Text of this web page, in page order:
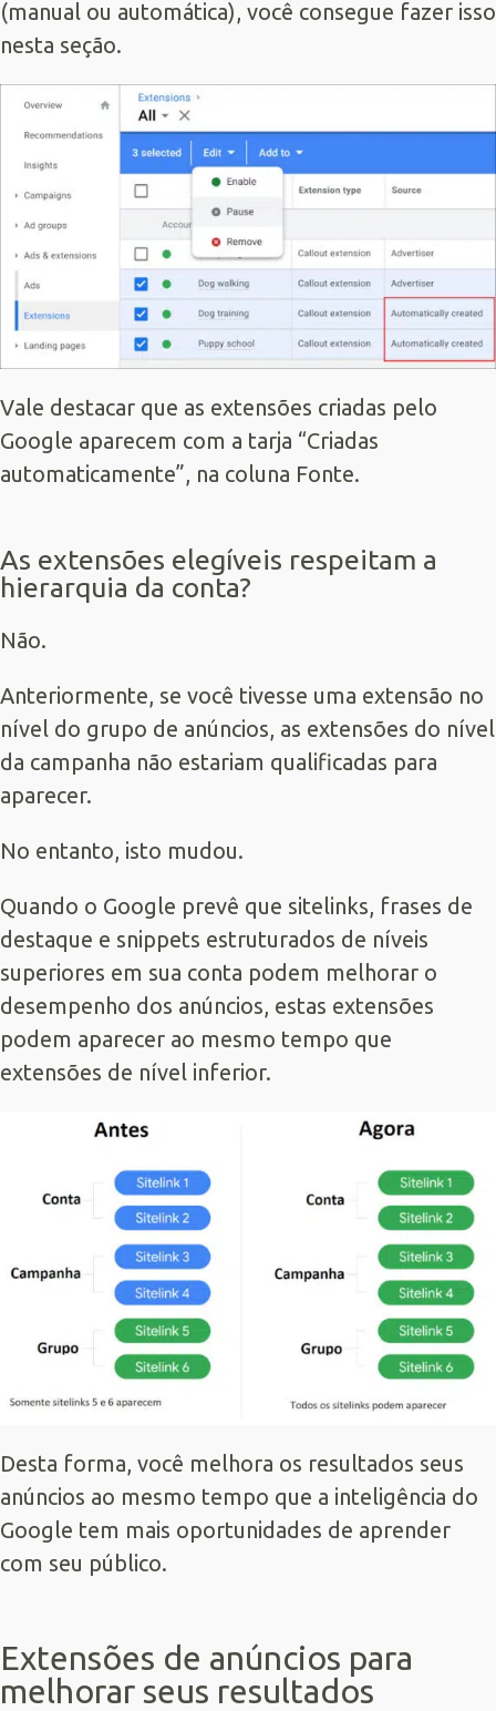
(manual ou automática), você consegue fazer isso
nesta seção.
Vale destacar que as extensões criadas pelo
Google aparecem com a tarja “Criadas
automaticamente”, na coluna Fonte.
As extensões elegíveis respeitam a
hierarquia da conta?
Não.
Anteriormente, se você tivesse uma extensão no
nível do grupo de anúncios, as extensões do nível
da campanha não estariam qualificadas para
aparecer.
No entanto, isto mudou.
Quando o Google prevê que sitelinks, frases de
destaque e snippets estruturados de níveis
superiores em sua conta podem melhorar o
desempenho dos anúncios, estas extensões
podem aparecer ao mesmo tempo que
extensões de nível inferior.
Desta forma, você melhora os resultados seus
anúncios ao mesmo tempo que a inteligência do
Google tem mais oportunidades de aprender
com seu público.
Extensões de anúncios para
melhorar seus resultados